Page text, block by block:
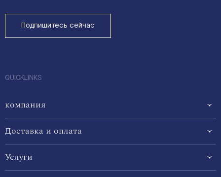
Подпишитесь сейчас
QUICKLINKS
компания
Доставка и оплата
Услуги